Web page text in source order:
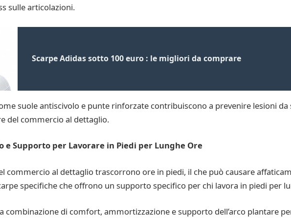
sulle articolazioni.
Scarpe Adidas sotto 100 euro : le migliori da comprare
suole antiscivolo e punte rinforzate contribuiscono a prevenire lesioni
del commercio al dettaglio.
e Supporto per Lavorare in Piedi per Lunghe Ore
commercio al dettaglio trascorrono ore in piedi, il che può causare
specifiche che offrono un supporto specifico per chi lavora in piedi per
combinazione di comfort, ammortizzazione e supporto dell’arco plantare